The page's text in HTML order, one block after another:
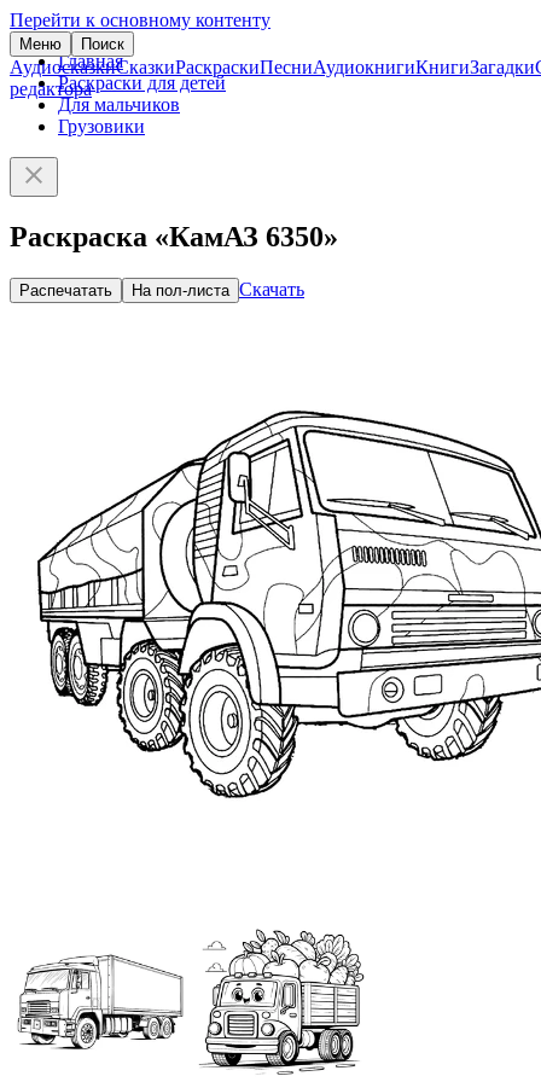
Перейти к основному контенту
Меню Поиск
АудиосказкиСказкиРаскраскиПесниАудиокнигиКнигиЗагадки
редактора
Главная
Раскраски для детей
Для мальчиков
Грузовики
Раскраска «КамАЗ 6350»
Распечатать На пол-листа Скачать